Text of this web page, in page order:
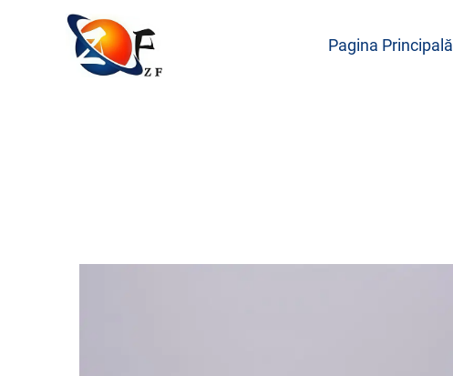
Pagina Principală